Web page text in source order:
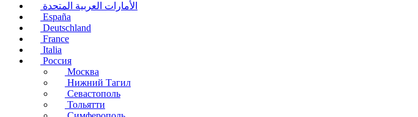
الأمارات العربية المتحدة
España
Deutschland
France
Italia
Россия
Москва
Нижний Тагил
Севастополь
Тольятти